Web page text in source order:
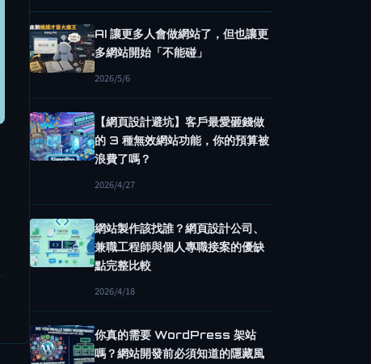
AI 讓更多人會做網站了，但也讓更
多網站開始「不能碰」
2026/5/6
【網頁設計避坑】客戶最愛砸錢做
的 3 種無效網站功能，你的預算被
浪費了嗎？
2026/4/27
網站製作該找誰？網頁設計公司、
兼職工程師與個人專職接案的優缺
點完整比較
2026/4/18
你真的需要 WordPress 架站
嗎？網站開發前必須知道的隱藏風